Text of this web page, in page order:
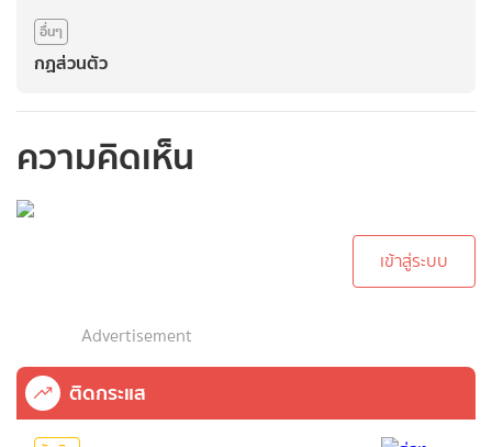
อื่นๆ
กฏส่วนตัว
ความคิดเห็น
เข้าสู่ระบบ
Advertisement
ติดกระแส